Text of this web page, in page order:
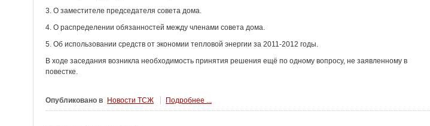
3. О заместителе председателя совета дома.
4. О распределении обязанностей между членами совета дома.
5. Об использовании средств от экономии тепловой энергии за 2011-2012 годы.
В ходе заседания возникла необходимость принятия решения ещё по одному вопросу, не заявленному в
повестке.
Опубликовано в Новости ТСЖ Подробнее ...